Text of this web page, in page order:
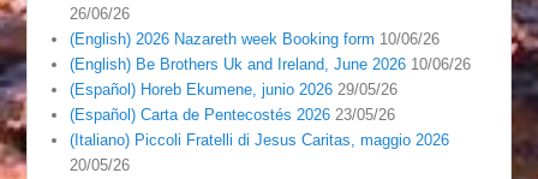
26/06/26
(English) 2026 Nazareth week Booking form 10/06/26
(English) Be Brothers Uk and Ireland, June 2026 10/06/26
(Español) Horeb Ekumene, junio 2026 29/05/26
(Español) Carta de Pentecostés 2026 23/05/26
(Italiano) Piccoli Fratelli di Jesus Caritas, maggio 2026
20/05/26